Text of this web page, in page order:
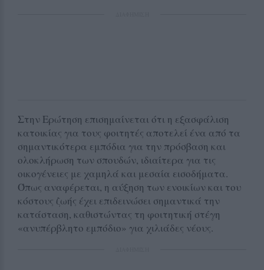
Στην Ερώτηση επισημαίνεται ότι η εξασφάλιση
κατοικίας για τους φοιτητές αποτελεί ένα από τα
σημαντικότερα εμπόδια για την πρόσβαση και
ολοκλήρωση των σπουδών, ιδιαίτερα για τις
οικογένειες με χαμηλά και μεσαία εισοδήματα.
Όπως αναφέρεται, η αύξηση των ενοικίων και του
κόστους ζωής έχει επιδεινώσει σημαντικά την
κατάσταση, καθιστώντας τη φοιτητική στέγη
«ανυπέρβλητο εμπόδιο» για χιλιάδες νέους.